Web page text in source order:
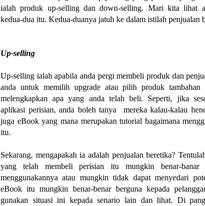
ialah produk up-selling dan down-selling. Mari kita lihat
kedua-dua itu. Kedua-duanya jatuh ke dalam istilah penjualan
Up-selling
Up-selling ialah apabila anda pergi membeli produk dan
anda untuk memilih upgrade atau pilih produk tambahan
melengkapkan apa yang anda telah beli. Seperti, jika
aplikasi perisian, anda boleh tanya mereka kalau-kalau
juga eBook yang mana merupakan tutorial bagaimana
itu.
Sekarang, mengapakah ia adalah penjualan beretika?
yang telah membeli perisian itu mungkin benar-banar
menggunakannya atau mungkin tidak dapat menyedari
eBook itu mungkin benar-benar berguna kepada
gunakan situasi ini kepada senario lain dan lihat. Di